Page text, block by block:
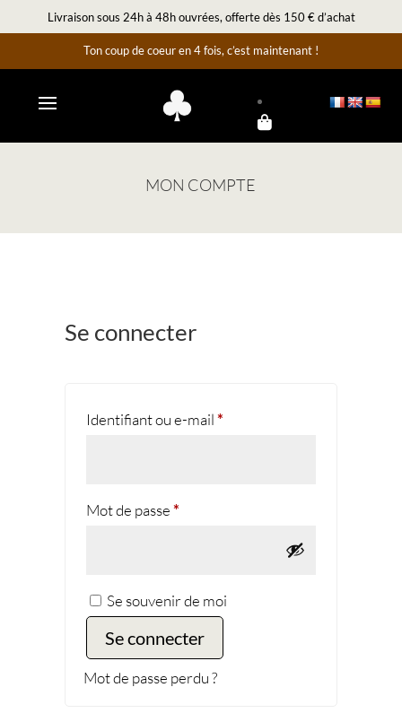
Livraison sous 24h à 48h ouvrées, offerte dès 150 € d’achat
Ton coup de coeur en 4 fois, c’est maintenant !
MON COMPTE
Se connecter
Identifiant ou e-mail*Obligatoire
Mot de passe*Obligatoire
Se souvenir de moi
Se connecter
Mot de passe perdu ?